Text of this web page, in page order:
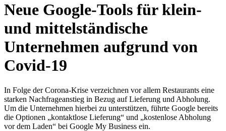
Neue Google-Tools für klein-
und mittelständische
Unternehmen aufgrund von
Covid-19
In Folge der Corona-Krise verzeichnen vor allem Restaurants eine
starken Nachfrageanstieg in Bezug auf Lieferung und Abholung.
Um die Unternehmen hierbei zu unterstützen, führte Google bereits
die Optionen „kontaktlose Lieferung“ und „kostenlose Abholung
vor dem Laden“ bei Google My Business ein.